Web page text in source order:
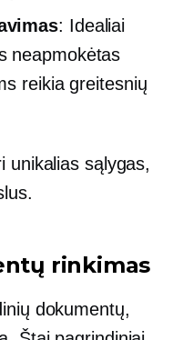
: Idealiai
neapmokėtas
reikia greitesnių
unikalias sąlygas,
rinkimas
dokumentų,